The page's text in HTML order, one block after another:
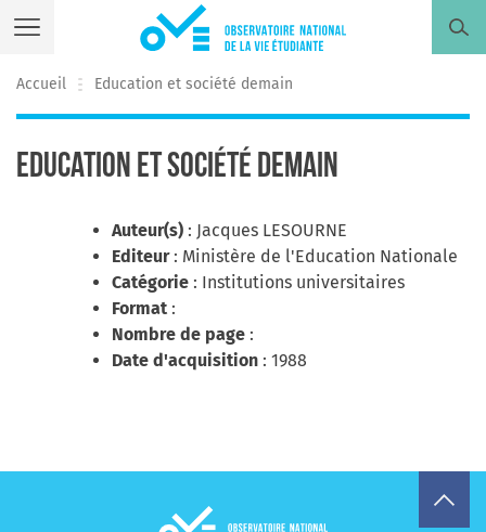
to
Découvrir l’enquête Conditions de vie des étudiants
Les autres enquêtes
Rechercher par thématiques
Accueil Education et société demain
Education et société demain
Auteur(s) : Jacques LESOURNE
Editeur: Ministère de l'Education Nationale
Catégorie : Institutions universitaires
Format :
Nombre de page :
Date d'acquisition : 1988